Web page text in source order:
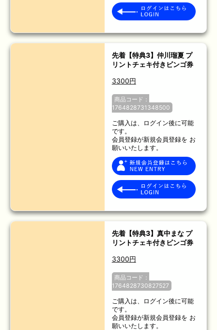
先着【特典3】仲川瑠夏 プ
リントチェキ付きビンゴ券
3300円
商品コード：
1764828731348500
ご購入は、ログイン後に可能
です。
会員登録が新規会員登録を お
願いいたします。
先着【特典3】真中まな プ
リントチェキ付きビンゴ券
3300円
商品コード：
1764828730827527
ご購入は、ログイン後に可能
です。
会員登録が新規会員登録を お
願いいたします。